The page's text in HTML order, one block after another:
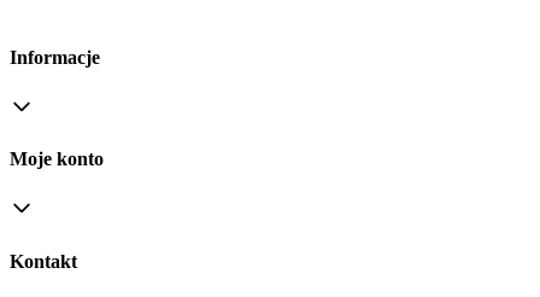
Informacje
Moje konto
Kontakt